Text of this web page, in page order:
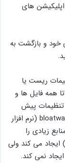
های
و بازگشت به
ریست یا
همه فایل ها و
تنظیمات پیش
فرض را برای تمام سیستم ها و اپلیکشین های bloatware (نرم افزار
زیادی را
ایجاد می کند ولی
نمی کند.